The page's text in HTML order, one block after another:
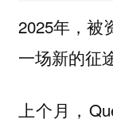
2025年，被
一场新的征
上个月，